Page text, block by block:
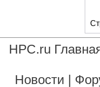
HPC.ru
Новости |